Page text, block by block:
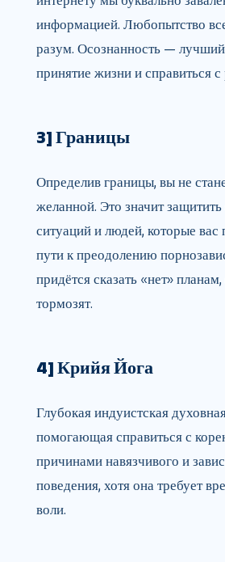
информацией. Любопытство
разум. Осознанность —
принятие жизни и справиться с
3] Границы
Определив границы, вы не
желанной. Это значит защитить
ситуаций и людей, которые
пути к преодолению
придётся сказать «нет»
тормозят.
4] Крийя Йога
Глубокая индуистская
помогающая справиться с
причинами навязчивого и
поведения, хотя она требует
воли.